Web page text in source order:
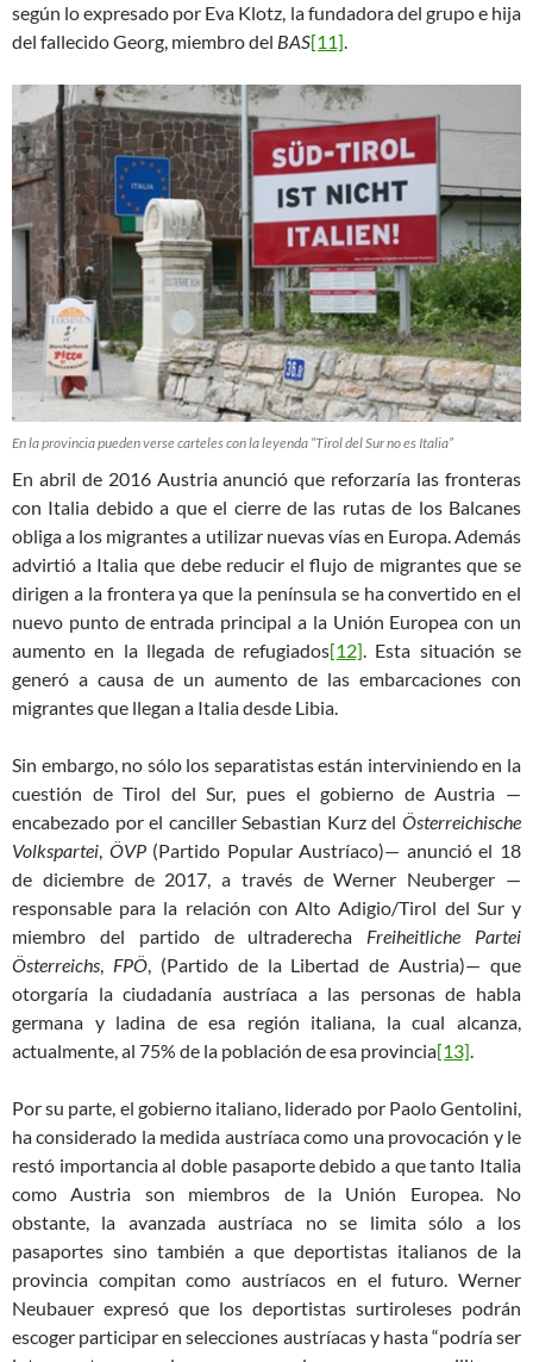
según lo expresado por Eva Klotz, la fundadora del grupo e hija
del fallecido Georg, miembro del BAS[11].
En la provincia pueden verse carteles con la leyenda “Tirol del Sur no es Italia”
En abril de 2016 Austria anunció que reforzaría las fronteras
con Italia debido a que el cierre de las rutas de los Balcanes
obliga a los migrantes a utilizar nuevas vías en Europa. Además
advirtió a Italia que debe reducir el flujo de migrantes que se
dirigen a la frontera ya que la península se ha convertido en el
nuevo punto de entrada principal a la Unión Europea con un
aumento en la llegada de refugiados[12]. Esta situación se
generó a causa de un aumento de las embarcaciones con
migrantes que llegan a Italia desde Libia.
Sin embargo, no sólo los separatistas están interviniendo en la
cuestión de Tirol del Sur, pues el gobierno de Austria —
encabezado por el canciller Sebastian Kurz del Österreichische
Volkspartei, ÖVP(Partido Popular Austríaco)— anunció el 18
de diciembre de 2017, a través de Werner Neuberger —
responsable para la relación con Alto Adigio/Tirol del Sur y
miembro del partido de ultraderecha Freiheitliche Partei
Österreichs, FPÖ, (Partido de la Libertad de Austria)— que
otorgaría la ciudadanía austríaca a las personas de habla
germana y ladina de esa región italiana, la cual alcanza,
actualmente, al 75% de la población de esa provincia[13].
Por su parte, el gobierno italiano, liderado por Paolo Gentolini,
ha considerado la medida austríaca como una provocación y le
restó importancia al doble pasaporte debido a que tanto Italia
como Austria son miembros de la Unión Europea. No
obstante, la avanzada austríaca no se limita sólo a los
pasaportes sino también a que deportistas italianos de la
provincia compitan como austríacos en el futuro. Werner
Neubauer expresó que los deportistas surtiroleses podrán
escoger participar en selecciones austríacas y hasta “podría ser